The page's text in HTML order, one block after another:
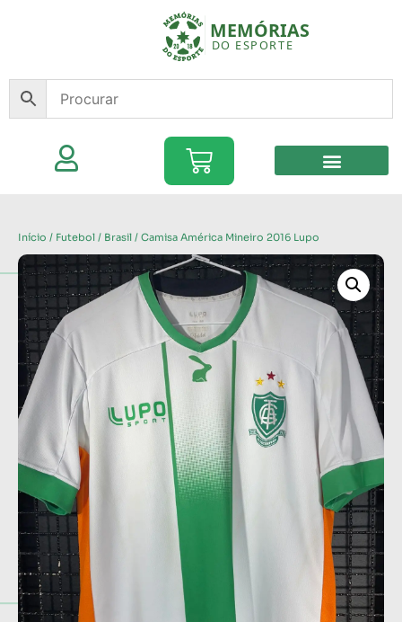
Início / Futebol / Brasil / Camisa América Mineiro 2016 Lupo